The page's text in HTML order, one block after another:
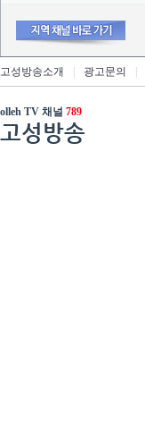
고성방송소개 광고문의
olleh TV 채널 789
고성방송